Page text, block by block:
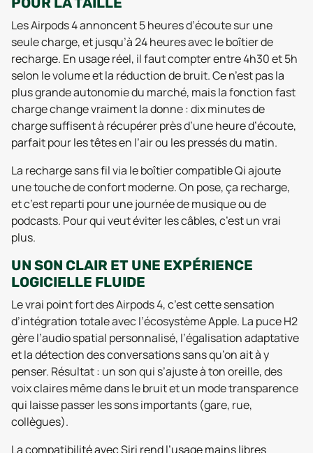
Les Airpods 4 annoncent 5 heures d’écoute sur une
seule charge, et jusqu’à 24 heures avec le boîtier de
recharge. En usage réel, il faut compter entre 4h30 et 5h
selon le volume et la réduction de bruit. Ce n’est pas la
plus grande autonomie du marché, mais la fonction fast
charge change vraiment la donne : dix minutes de
charge suffisent à récupérer près d’une heure d’écoute,
parfait pour les têtes en l’air ou les pressés du matin.
La recharge sans fil via le boîtier compatible Qi ajoute
une touche de confort moderne. On pose, ça recharge,
et c’est reparti pour une journée de musique ou de
podcasts. Pour qui veut éviter les câbles, c’est un vrai
plus.
UN SON CLAIR ET UNE EXPÉRIENCE
LOGICIELLE FLUIDE
Le vrai point fort des Airpods 4, c’est cette sensation
d’intégration totale avec l’écosystème Apple. La puce H2
gère l’audio spatial personnalisé, l’égalisation adaptative
et la détection des conversations sans qu’on ait à y
penser. Résultat : un son qui s’ajuste à ton oreille, des
voix claires même dans le bruit et un mode transparence
qui laisse passer les sons importants (gare, rue,
collègues).
La compatibilité avec Siri rend l’usage mains libres